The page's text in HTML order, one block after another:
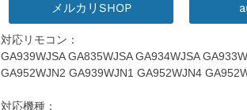
メルカリSHOP
対応リモコン：
GA939WJSA GA835WJSA GA934WJSA
GA952WJN2 GA939WJN1 GA952WJN4
対応機種：